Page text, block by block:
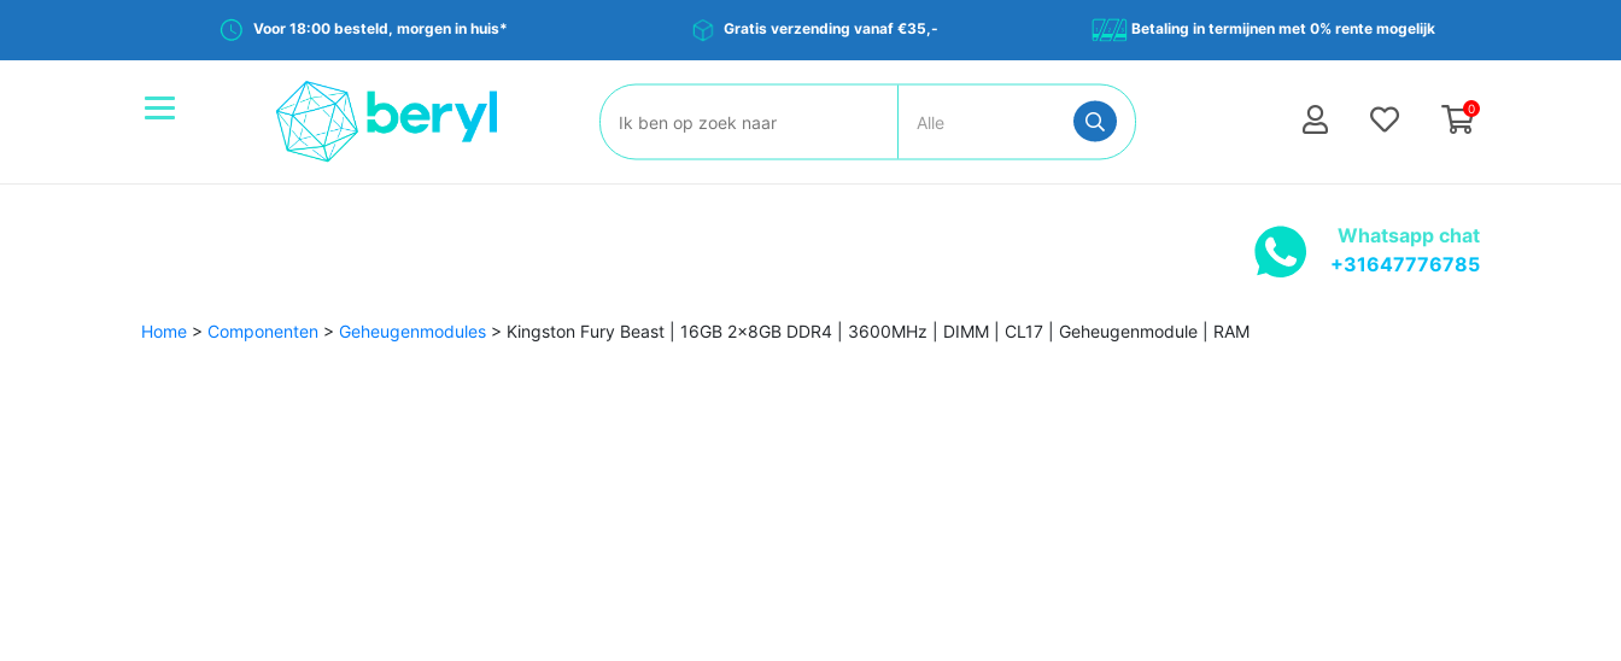
Voor 18:00 besteld, morgen in huis* Gratis verzending vanaf €35,- Betaling in termijnen met 0% rente mogelijk
0
Zoeken:
Whatsapp chat
+31647776785
Home > Componenten > Geheugenmodules > Kingston Fury Beast | 16GB 2x8GB DDR4 | 3600MHz | DIMM | CL17 | Geheugenmodule | RAM